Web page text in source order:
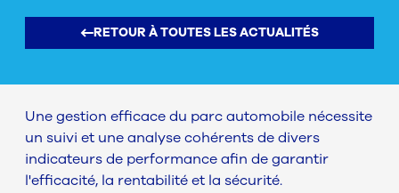
RETOUR À TOUTES LES ACTUALITÉS
Une gestion efficace du parc automobile nécessite
un suivi et une analyse cohérents de divers
indicateurs de performance afin de garantir
l'efficacité, la rentabilité et la sécurité.